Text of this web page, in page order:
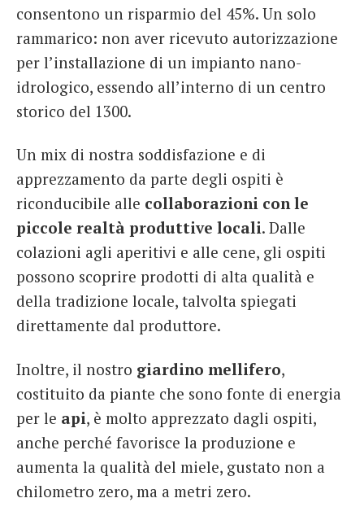
consentono un risparmio del 45%. Un solo
rammarico: non aver ricevuto autorizzazione
per l’installazione di un impianto nano-
idrologico, essendo all’interno di un centro
storico del 1300.
Un mix di nostra soddisfazione e di
apprezzamento da parte degli ospiti è
riconducibile alle collaborazioni con le
piccole realtà produttive locali. Dalle
colazioni agli aperitivi e alle cene, gli ospiti
possono scoprire prodotti di alta qualità e
della tradizione locale, talvolta spiegati
direttamente dal produttore.
Inoltre, il nostro giardino mellifero,
costituito da piante che sono fonte di energia
per le api, è molto apprezzato dagli ospiti,
anche perché favorisce la produzione e
aumenta la qualità del miele, gustato non a
chilometro zero, ma a metri zero.